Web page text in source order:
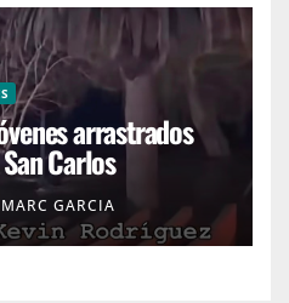
arrastrados
Carlos
MARC GARCIA